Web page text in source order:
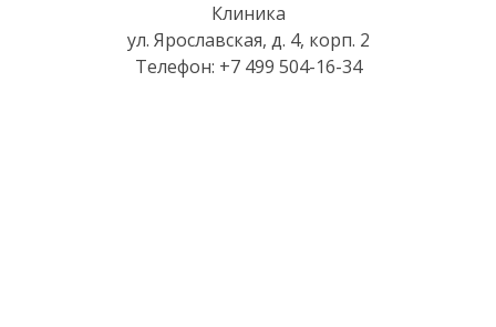
Клиника
ул. Ярославская, д. 4, корп. 2
Телефон: +7 499 504-16-34